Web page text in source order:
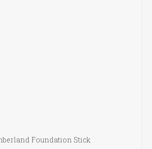
Foundation Stick